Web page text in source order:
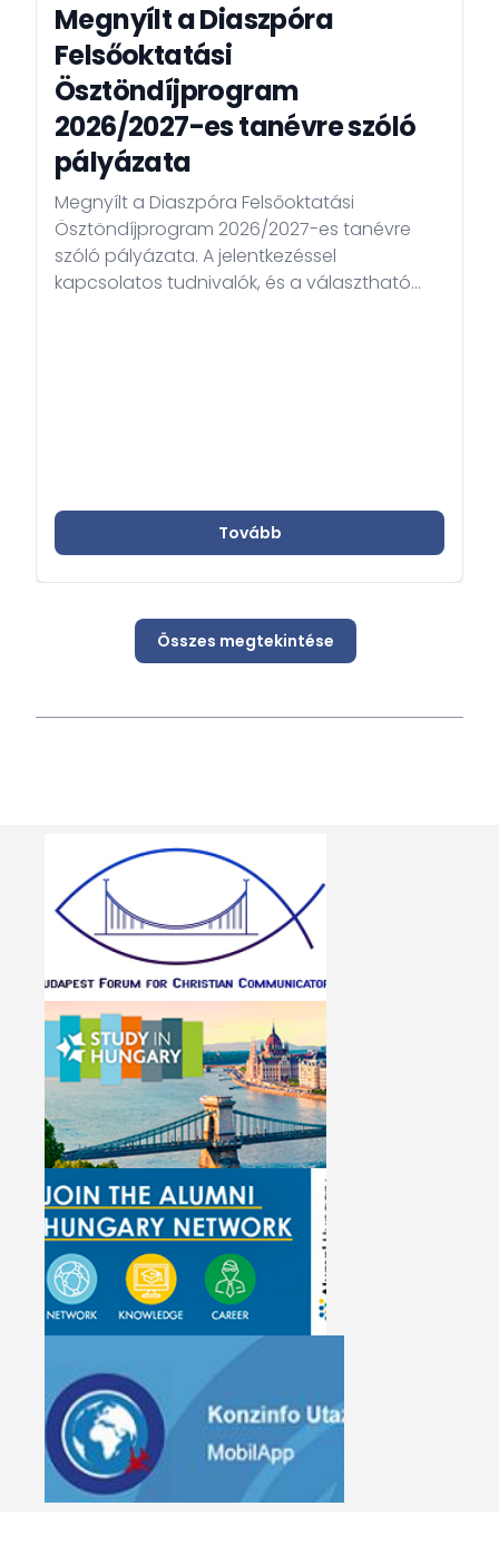
Megnyílt a Diaszpóra
Felsőoktatási
Ösztöndíjprogram
2026/2027-es tanévre szóló
pályázata
Megnyílt a Diaszpóra Felsőoktatási
Ösztöndíjprogram 2026/2027-es tanévre
szóló pályázata. A jelentkezéssel
kapcsolatos tudnivalók, és a választható
Tovább
Összes megtekintése